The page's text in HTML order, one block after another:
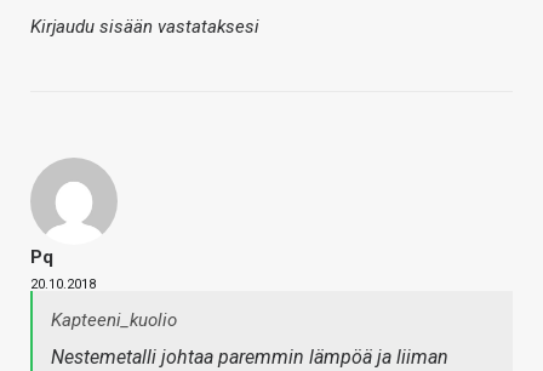
Kirjaudu sisään vastataksesi
Pq
20.10.2018
Kapteeni_kuolio
Nestemetalli johtaa paremmin lämpöä ja liiman